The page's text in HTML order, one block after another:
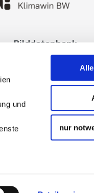
und
nur
Bilddatenbank
der